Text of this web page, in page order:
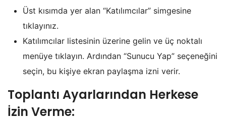
Üst kısımda yer alan “Katılımcılar” simgesine
tıklayınız.
Katılımcılar listesinin üzerine gelin ve üç noktalı
menüye tıklayın. Ardından “Sunucu Yap” seçeneğini
seçin, bu kişiye ekran paylaşma izni verir.
Toplantı Ayarlarından Herkese
İzin Verme: